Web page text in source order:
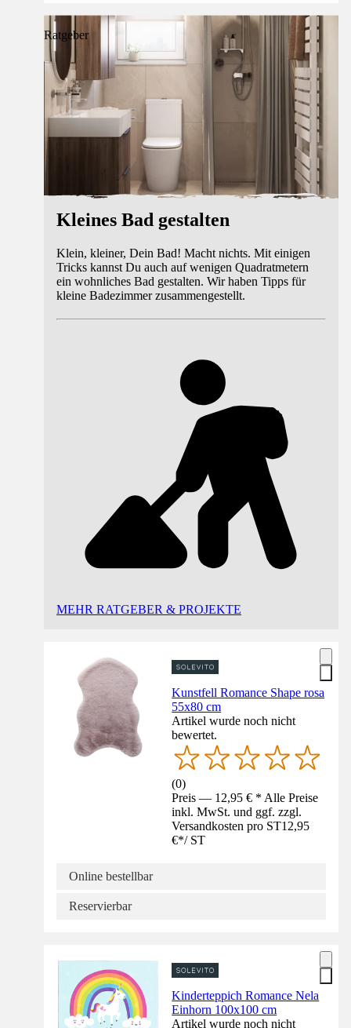
Ratgeber
Kleines Bad gestalten
Klein, kleiner, Dein Bad! Macht nichts. Mit einigen
Tricks kannst Du auch auf wenigen Quadratmetern
ein wohnliches Bad gestalten. Wir haben Tipps für
kleine Badezimmer zusammengestellt.
MEHR RATGEBER & PROJEKTE
Kunstfell Romance Shape rosa
55x80 cm
Artikel wurde noch nicht
bewertet.
(0)
Preis — 12,95 € * Alle Preise
inkl. MwSt. und ggf. zzgl.
Versandkosten pro ST12,95
€*/ ST
Online bestellbar
Reservierbar
Kinderteppich Romance Nela
Einhorn 100x100 cm
Artikel wurde noch nicht